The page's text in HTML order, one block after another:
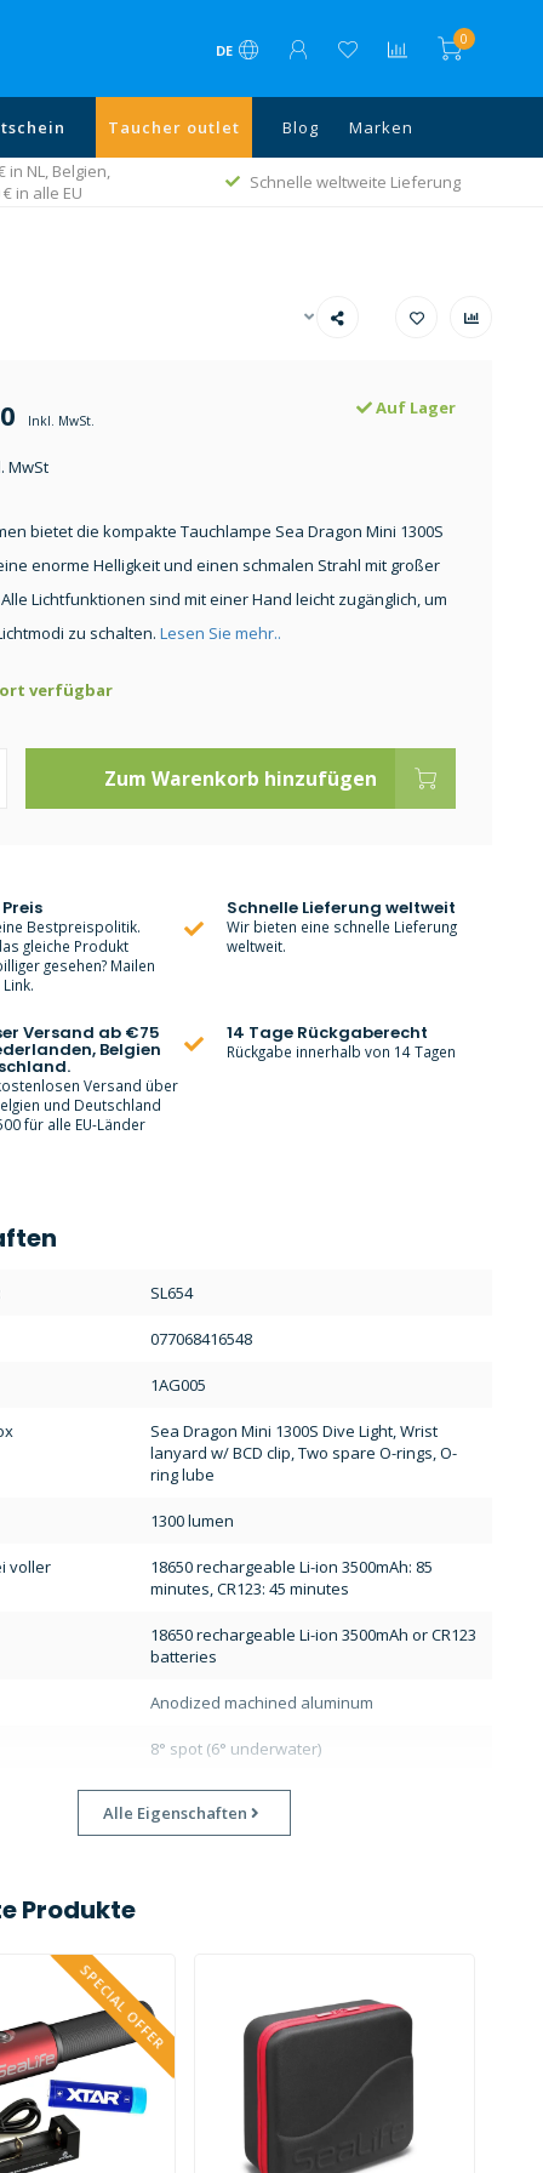
DE
0
Taucher outlet Blog Marken
NL, Belgien,
in alle EU
Schnelle weltweite Lieferung
Inkl. MwSt.
MwSt
Auf Lager
bietet die kompakte Tauchlampe Sea Dragon Mini 1300S
enorme Helligkeit und einen schmalen Strahl mit großer
Lichtfunktionen sind mit einer Hand leicht zugänglich, um
zu schalten. Lesen Sie mehr..
verfügbar
Zum Warenkorb hinzufügen
Bestpreispolitik.
gleiche Produkt
gesehen? Mailen
Schnelle Lieferung weltweit
Wir bieten eine schnelle Lieferung
weltweit.
Versand ab €75
Belgien
Versand über
und Deutschland
für alle EU-Länder
14 Tage Rückgaberecht
Rückgabe innerhalb von 14 Tagen
SL654
077068416548
1AG005
Sea Dragon Mini 1300S Dive Light, Wrist
lanyard w/ BCD clip, Two spare O-rings, O-
ring lube
1300 lumen
voller
18650 rechargeable Li-ion 3500mAh: 85
minutes, CR123: 45 minutes
18650 rechargeable Li-ion 3500mAh or CR123
batteries
Anodized machined aluminum
8° spot (6° underwater)
Alle Eigenschaften
Produkte
SPECIAL OFFER